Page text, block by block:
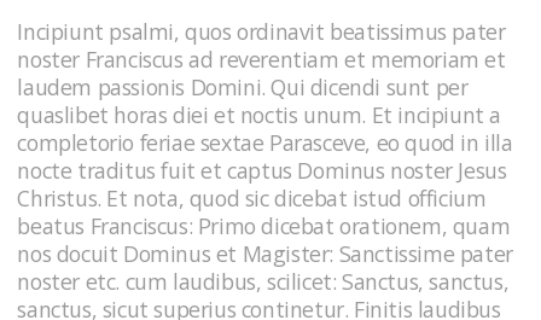
Incipiunt psalmi, quos ordinavit beatissimus pater
noster Franciscus ad reverentiam et memoriam et
laudem passionis Domini. Qui dicendi sunt per
quaslibet horas diei et noctis unum. Et incipiunt a
completorio feriae sextae Parasceve, eo quod in illa
nocte traditus fuit et captus Dominus noster Jesus
Christus. Et nota, quod sic dicebat istud officium
beatus Franciscus: Primo dicebat orationem, quam
nos docuit Dominus et Magister: Sanctissime pater
noster etc. cum laudibus, scilicet: Sanctus, sanctus,
sanctus, sicut superius continetur. Finitis laudibus